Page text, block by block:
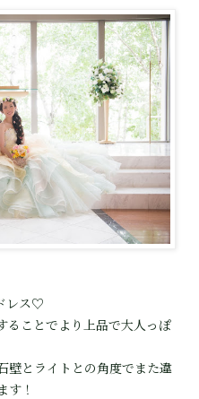
レス♡
ることでより上品で大人っぽ
壁とライトとの角度でまた違
す！